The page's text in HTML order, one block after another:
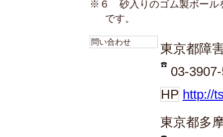
※６ 砂入りのゴム製ボール
です。
問い合わせ
東京都障
03-
HP http://
東京都多